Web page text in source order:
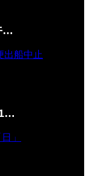
…
船中止
」